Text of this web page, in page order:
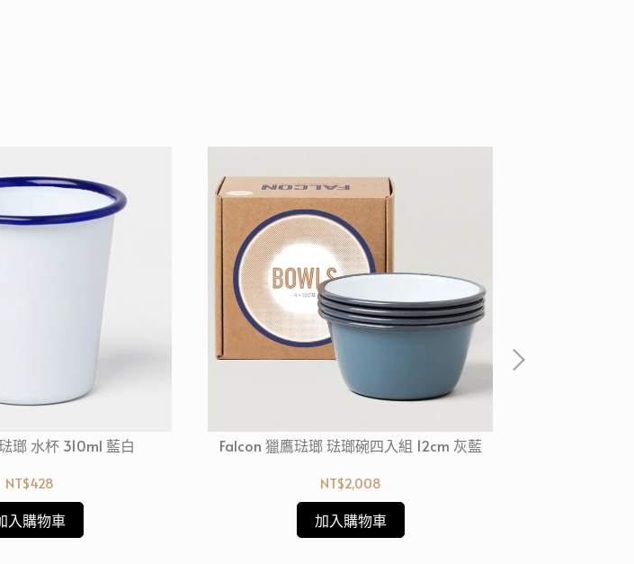
瑯 水杯 310ml 藍白
NT$428
入購物車
Falcon 獵鷹琺瑯 琺瑯碗四入組 12cm 灰藍
NT$2,008
加入購物車